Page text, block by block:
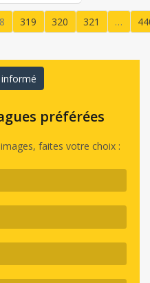
319 320 321 …
préférées
faites votre choix :